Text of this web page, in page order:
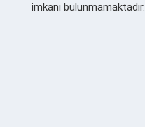
imkanı bulunmamaktadır.